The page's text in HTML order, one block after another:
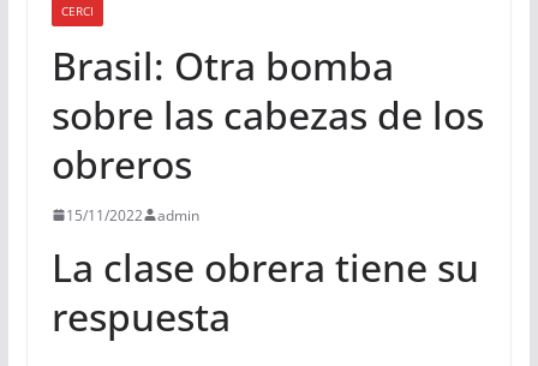
CERCI
Brasil: Otra bomba
sobre las cabezas de los
obreros
15/11/2022 admin
La clase obrera tiene su
respuesta